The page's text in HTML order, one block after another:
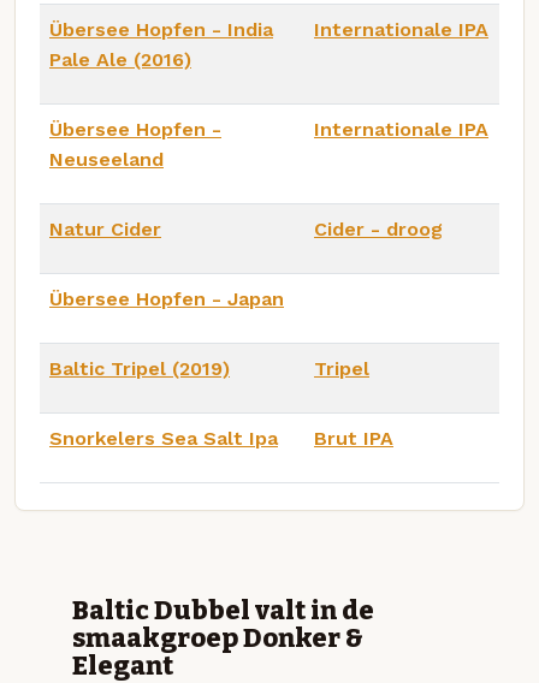
Übersee Hopfen - India
Pale Ale (2016)
Internationale IPA
Übersee Hopfen -
Neuseeland
Internationale IPA
Natur Cider Cider - droog
Übersee Hopfen - Japan
Baltic Tripel (2019) Tripel
Snorkelers Sea Salt Ipa Brut IPA
Baltic Dubbel valt in de
smaakgroep Donker &
Elegant